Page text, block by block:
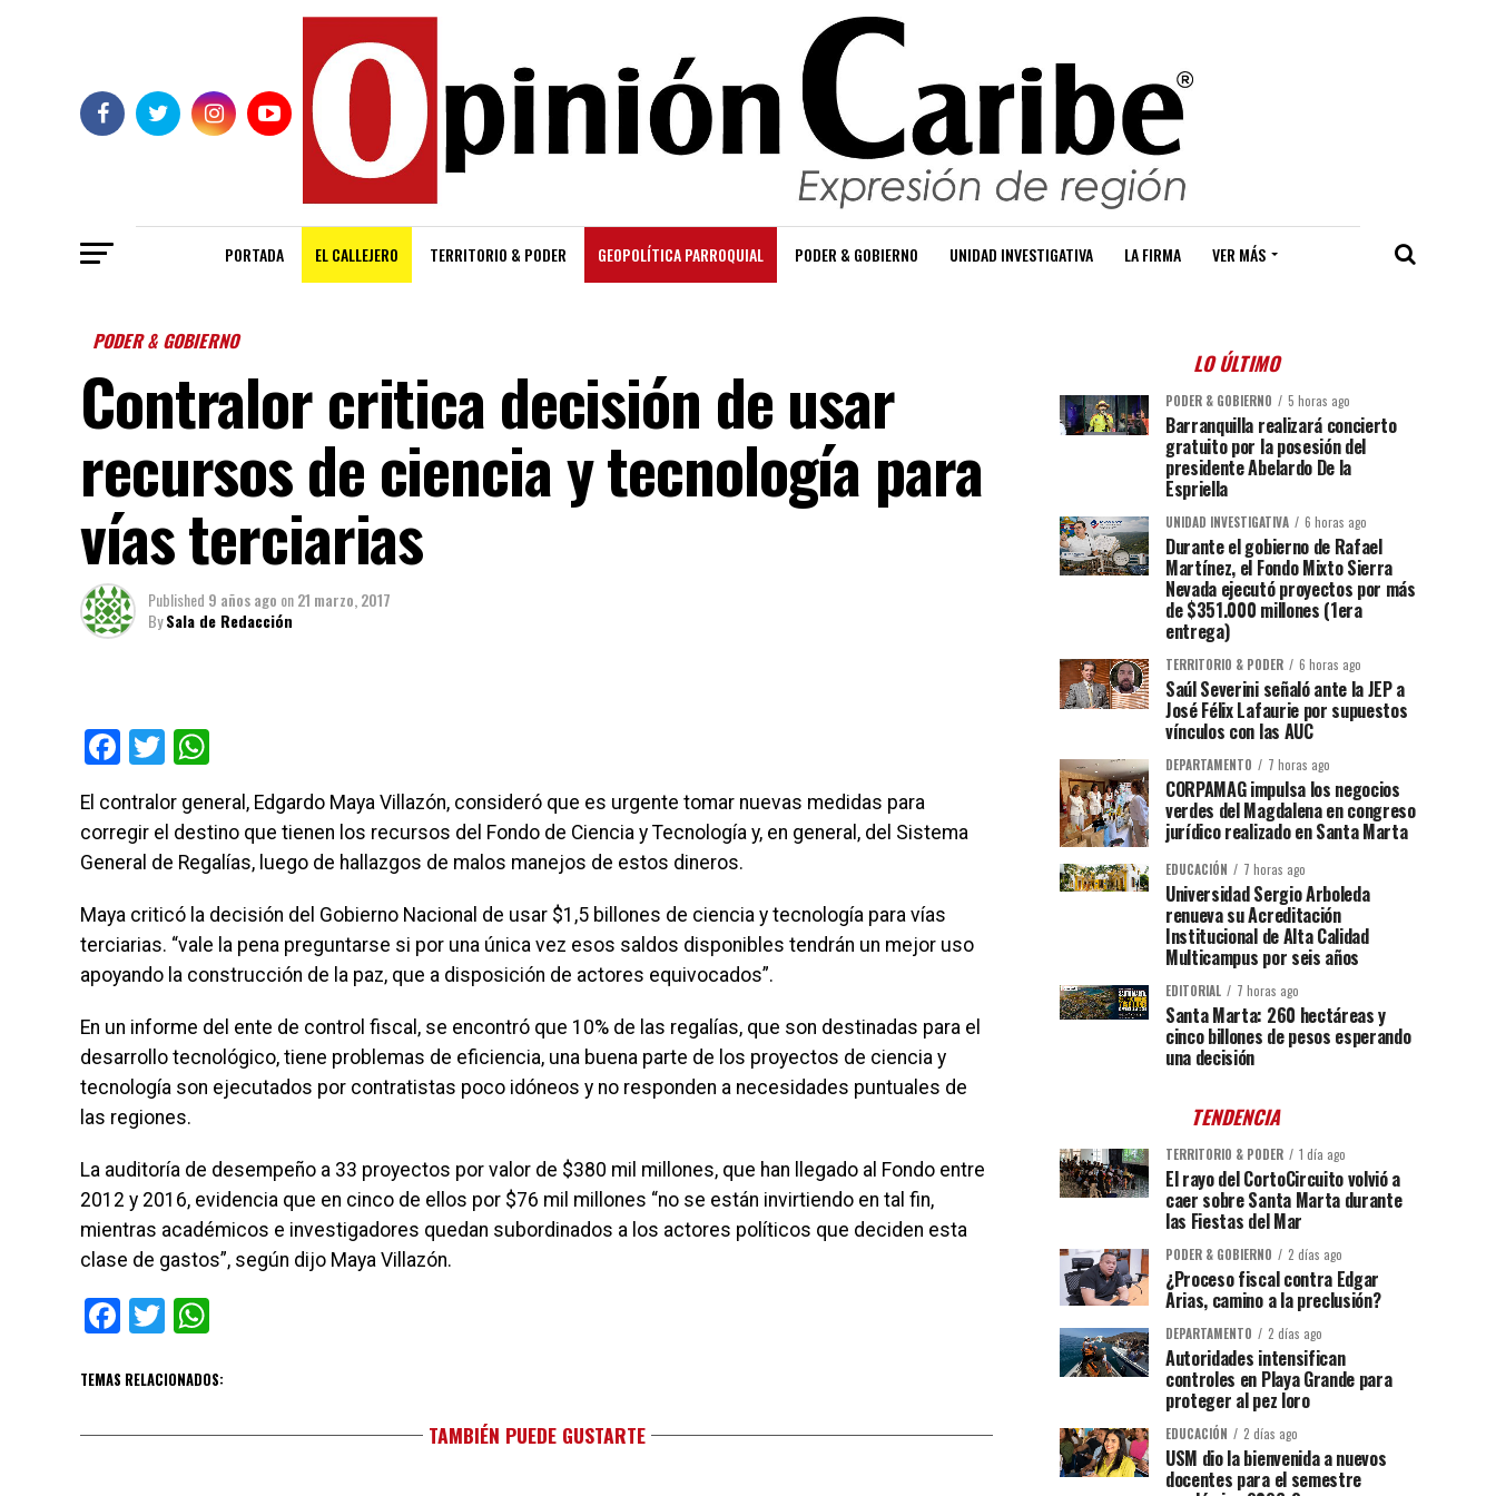
PORTADA EL CALLEJERO TERRITORIO & PODER GEOPOLÍTICA PARROQUIAL PODER & GOBIERNO UNIDAD INVESTIGATIVA LA FIRMA VER MÁS
PODER & GOBIERNO
Contralor critica decisión de usar
recursos de ciencia y tecnología para
vías terciarias
Published 9 años ago on21 marzo, 2017
BySala de Redacción
Facebook
Twitter
El contralor general, Edgardo Maya Villazón, consideró que es urgente tomar nuevas medidas para
corregir el destino que tienen los recursos del Fondo de Ciencia y Tecnología y, en general, del Sistema
General de Regalías, luego de hallazgos de malos manejos de estos dineros.
Maya criticó la decisión del Gobierno Nacional de usar $1,5 billones de ciencia y tecnología para vías
terciarias. “vale la pena preguntarse si por una única vez esos saldos disponibles tendrán un mejor uso
apoyando la construcción de la paz, que a disposición de actores equivocados”.
En un informe del ente de control fiscal, se encontró que 10% de las regalías, que son destinadas para el
desarrollo tecnológico, tiene problemas de eficiencia, una buena parte de los proyectos de ciencia y
tecnología son ejecutados por contratistas poco idóneos y no responden a necesidades puntuales de
las regiones.
La auditoría de desempeño a 33 proyectos por valor de $380 mil millones, que han llegado al Fondo entre
2012 y 2016, evidencia que en cinco de ellos por $76 mil millones “no se están invirtiendo en tal fin,
mientras académicos e investigadores quedan subordinados a los actores políticos que deciden esta
clase de gastos”, según dijo Maya Villazón.
Facebook
Twitter
TEMAS RELACIONADOS:
TAMBIÉN PUEDE GUSTARTE
LO ÚLTIMO
PODER & GOBIERNO 5 horas ago
Barranquilla realizará concierto
gratuito por la posesión del
presidente Abelardo De la
Espriella
UNIDAD INVESTIGATIVA 6 horas ago
Durante el gobierno de Rafael
Martínez, el Fondo Mixto Sierra
Nevada ejecutó proyectos por más
de $351.000 millones (1era
entrega)
TERRITORIO & PODER 6 horas ago
Saúl Severini señaló ante la JEP a
José Félix Lafaurie por supuestos
vínculos con las AUC
DEPARTAMENTO 7 horas ago
CORPAMAG impulsa los negocios
verdes del Magdalena en congreso
jurídico realizado en Santa Marta
EDUCACIÓN 7 horas ago
Universidad Sergio Arboleda
renueva su Acreditación
Institucional de Alta Calidad
Multicampus por seis años
EDITORIAL 7 horas ago
Santa Marta: 260 hectáreas y
cinco billones de pesos esperando
una decisión
TENDENCIA
TERRITORIO & PODER 1 día ago
El rayo del CortoCircuito volvió a
caer sobre Santa Marta durante
las Fiestas del Mar
PODER & GOBIERNO 2 días ago
¿Proceso fiscal contra Edgar
Arias, camino a la preclusión?
DEPARTAMENTO 2 días ago
Autoridades intensifican
controles en Playa Grande para
proteger al pez loro
EDUCACIÓN 2 días ago
USM dio la bienvenida a nuevos
docentes para el semestre